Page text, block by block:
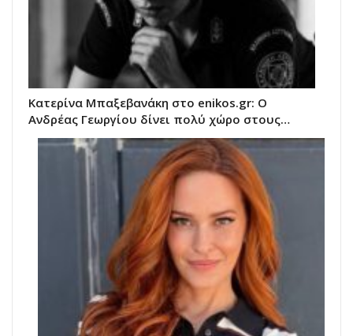
Κατερίνα Μπαξεβανάκη στο enikos.gr: Ο
Ανδρέας Γεωργίου δίνει πολύ χώρο στους…